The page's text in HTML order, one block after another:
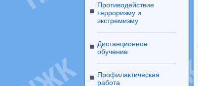
Противодействие
терроризму и
экстремизму
Дистанционное
обучение
Профилактическая
работа